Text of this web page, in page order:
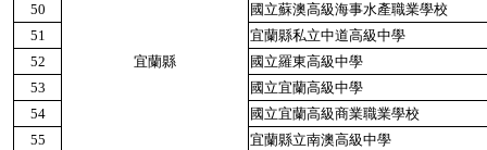
宜蘭縣
50
國立蘇澳高級海事水產職業學校
51
宜蘭縣私立中道高級中學
52
國立羅東高級中學
53
國立宜蘭高級中學
54
國立宜蘭高級商業職業學校
55
宜蘭縣立南澳高級中學